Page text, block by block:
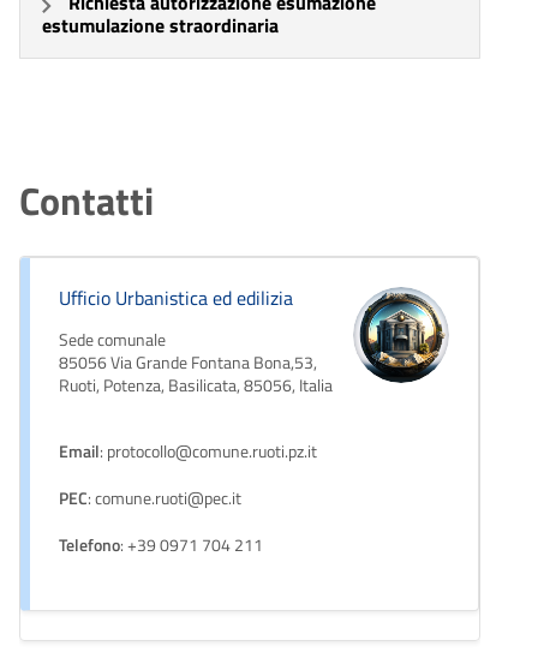
estumulazione straordinaria
Contatti
Ufficio Urbanistica ed edilizia
Sede comunale
85056 Via Grande Fontana Bona,53,
Ruoti, Potenza, Basilicata, 85056, Italia
Email: protocollo@comune.ruoti.pz.it
PEC: comune.ruoti@pec.it
Telefono: +39 0971 704 211